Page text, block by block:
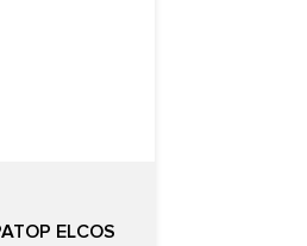
ELCOS